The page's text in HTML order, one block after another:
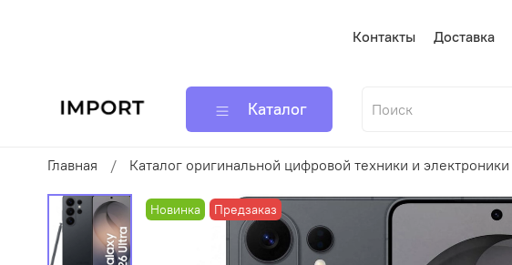
Контакты Доставка
Каталог
Главная Каталог оригинальной цифровой техники и электроники
Новинка Предзаказ